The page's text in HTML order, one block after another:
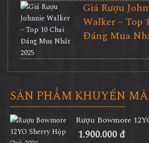
Giá Rượu
Walker – Top
Đáng Mua
SẢN PHẨM KHUYẾN
Rượu Bowmore
1.900.000 đ